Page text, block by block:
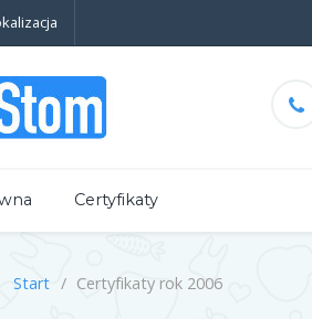
Certyfikaty
Start Certyfikaty rok 2006